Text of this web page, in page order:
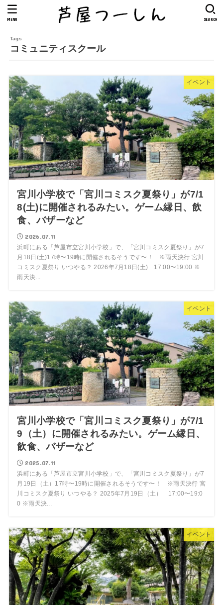
SEARCH
MENU
コミュニティスクール
イベント
宮川小学校で「宮川コミスク夏祭り」が7/1
8(土)に開催されるみたい。ゲーム縁日、飲
食、バザーなど
2026.07.11
浜町にある「芦屋市立宮川小学校」で、「宮川コミスク夏祭り」が7
月18日(土)17時〜19時に開催されるそうです〜！ ※雨天決行 宮川
コミスク夏祭り いつやる？ 2026年7月18日(土) 17:00〜19:00 ※
雨天決...
イベント
宮川小学校で「宮川コミスク夏祭り」が7/1
9（土）に開催されるみたい。ゲーム縁日、
飲食、バザーなど
2025.07.11
浜町にある「芦屋市立宮川小学校」で、「宮川コミスク夏祭り」が7
月19日（土）17時〜19時に開催されるそうです〜！ ※雨天決行 宮
川コミスク夏祭り いつやる？ 2025年7月19日（土） 17:00〜19:0
0 ※雨天決...
イベント